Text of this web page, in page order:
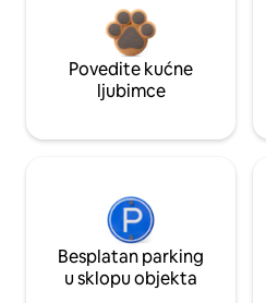
Povedite kućne
ljubimce
Besplatan parking
u sklopu objekta